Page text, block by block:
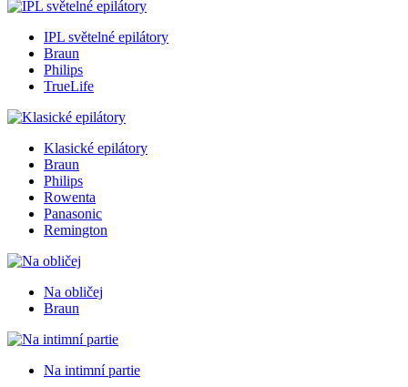
IPL světelné epilátory
Braun
Philips
TrueLife
Klasické epilátory
Braun
Philips
Rowenta
Panasonic
Remington
Na obličej
Braun
Na intimní partie